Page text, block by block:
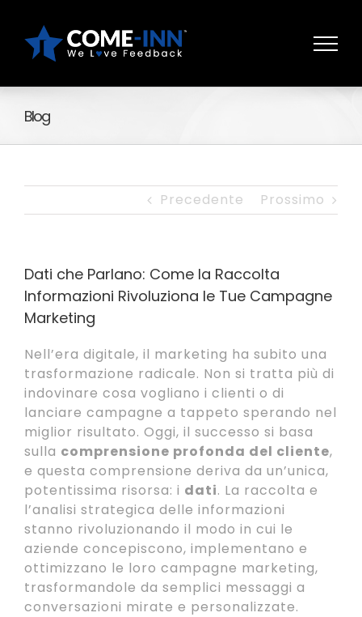
contenuto
Blog
Precedente Prossimo
Dati che Parlano: Come la Raccolta
Informazioni Rivoluziona le Tue Campagne
Marketing
Nell’era digitale, il marketing ha subito una
trasformazione radicale. Non si tratta più di
indovinare cosa vogliano i clienti o di
lanciare campagne a tappeto sperando nel
miglior risultato. Oggi, il successo si basa
sulla comprensione profonda del cliente,
e questa comprensione deriva da un’unica,
potentissima risorsa: i dati. La raccolta e
l’analisi strategica delle informazioni
stanno rivoluzionando il modo in cui le
aziende concepiscono, implementano e
ottimizzano le loro campagne marketing,
trasformandole da semplici messaggi a
conversazioni mirate e personalizzate.